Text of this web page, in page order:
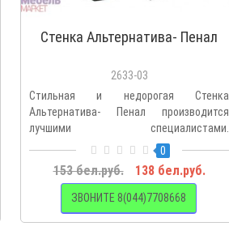
Стенка Альтернатива- Пенал
2633-03
Стильная и недорогая Стенка
Альтернатива- Пенал производится
лучшими специалистами.
Воспользовавшись..
0
153 бел.руб. 138 бел.руб.
ЗВОНИТЕ 8(044)7708668